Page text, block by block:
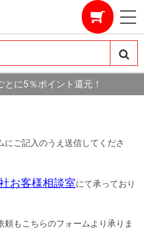
に5％ポイント還元！
ご記入のうえ送信してくださ
お客様相談室にて承っており
もこちらのフォームより承りま